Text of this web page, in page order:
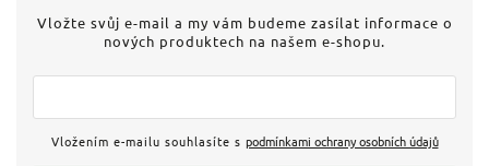
Vložte svůj e-mail a my vám budeme zasílat informace o
nových produktech na našem e-shopu.
Vložením e-mailu souhlasíte s podmínkami ochrany osobních údajů